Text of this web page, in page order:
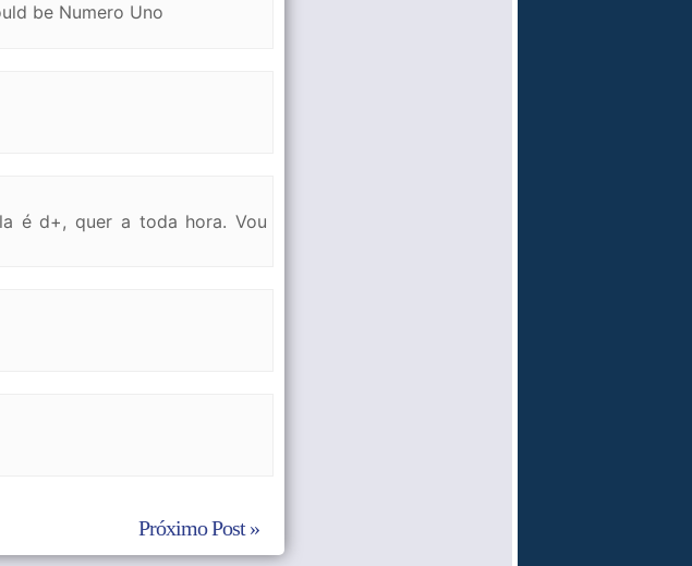
be Numero Uno
é d+, quer a toda hora. Vou
Próximo Post »